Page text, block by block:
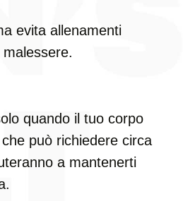
evita allenamenti
quando il tuo corpo
può richiedere circa
a mantenerti